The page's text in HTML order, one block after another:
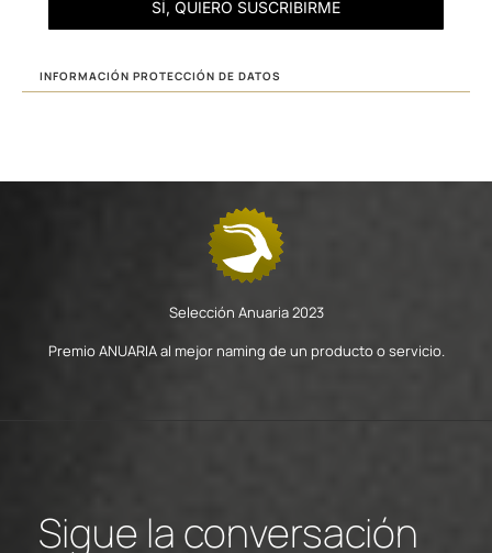
SÍ, QUIERO SUSCRIBIRME
INFORMACIÓN PROTECCIÓN DE DATOS
Selección Anuaria 2023
Premio ANUARIA al mejor naming de un producto o servicio.
Sigue la conversación